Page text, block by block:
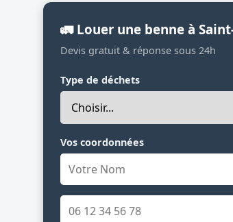
🚛 Louer une benne à
Devis gratuit & réponse sous 24h
Type de déchets
Vos coordonnées